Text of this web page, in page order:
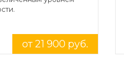
от 21 900 руб.